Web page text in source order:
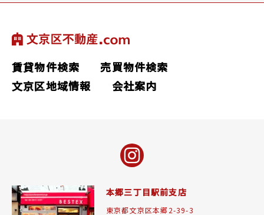
賃貸物件検索
売買物件検索
文京区地域情報
会社案内
本郷三丁目駅前支店
東京都文京区本郷2-39-3